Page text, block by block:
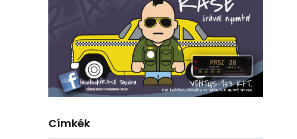
Címkék